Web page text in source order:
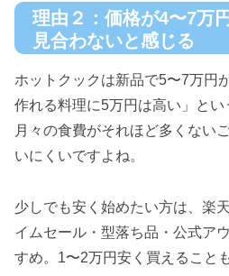
理由２：価格が4〜7万
見合わないと感じる
ホットクックは新品で5〜7万円
作れる料理に5万円は高い」とい
月々の食費がそれほど多くない
いにくいですよね。
少しでも安く始めたい方は、楽
イムセール・型落ち品・公式ア
すめ。1〜2万円安く買えること